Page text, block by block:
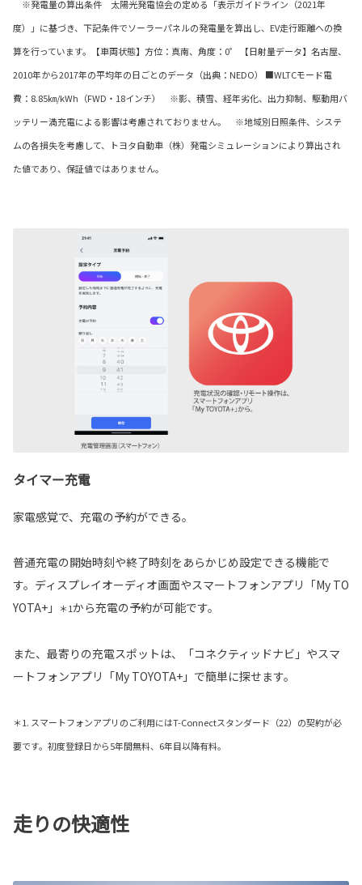
※発電量の算出条件 太陽光発電協会の定める「表示ガイドライン（2021年
度）」に基づき、下記条件でソーラーパネルの発電量を算出し、EV走行距離への換
算を行っています。【車両状態】方位：真南、角度：0゜ 【日射量データ】名古屋、
2010年から2017年の平均年の日ごとのデータ（出典：NEDO） ■WLTCモード電
費：8.85㎞/kWh（FWD・18インチ） ※影、積雪、経年劣化、出力抑制、駆動用バ
ッテリー満充電による影響は考慮されておりません。 ※地域別日照条件、システ
ムの各損失を考慮して、トヨタ自動車（株）発電シミュレーションにより算出され
た値であり、保証値ではありません。
タイマー充電
家電感覚で、充電の予約ができる。
普通充電の開始時刻や終了時刻をあらかじめ設定できる機能で
す。ディスプレイオーディオ画面やスマートフォンアプリ「My TO
YOTA+」
＊1から充電の予約が可能です。
また、最寄りの充電スポットは、「コネクティッドナビ」やスマ
ートフォンアプリ「My TOYOTA+」で簡単に探せます。
＊1. スマートフォンアプリのご利用にはT-Connectスタンダード（22）の契約が必
要です。初度登録日から5年間無料、6年目以降有料。
走りの快適性